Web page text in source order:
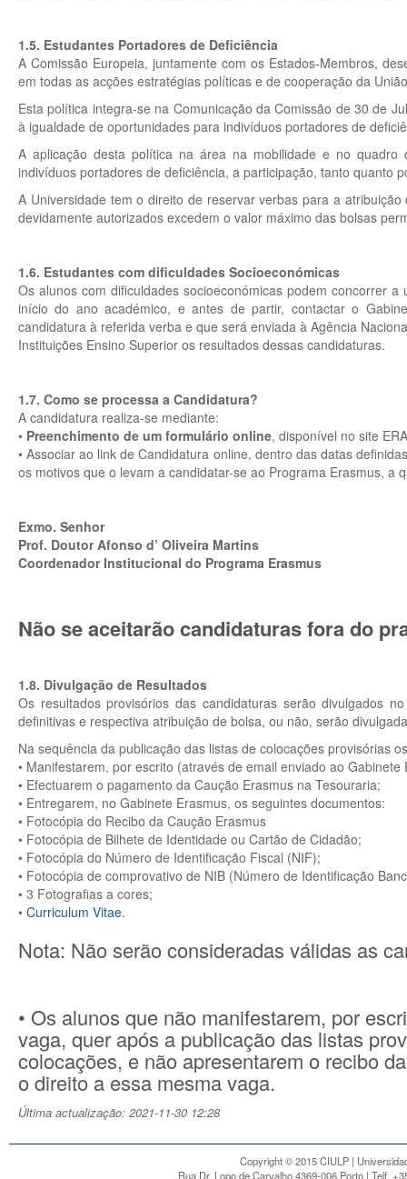
1.5. Estudantes Portadores de Deficiência
A Comissão Europeia, juntamente com os Estados-Membros,
em todas as acções estratégias políticas e de cooperação da
Esta política integra-se na Comunicação da Comissão de 30 de
à igualdade de oportunidades para indivíduos portadores de
A aplicação desta política na área na mobilidade e no
indivíduos portadores de deficiência, a participação, tanto quanto
A Universidade tem o direito de reservar verbas para a
devidamente autorizados excedem o valor máximo das bolsas
1.6. Estudantes com dificuldades Socioeconómicas
Os alunos com dificuldades socioeconómicas podem concorrer
início do ano académico, e antes de partir, contactar o
candidatura à referida verba e que será enviada à Agência
Instituições Ensino Superior os resultados dessas candidaturas.
1.7. Como se processa a Candidatura?
A candidatura realiza-se mediante:
• Preenchimento de um formulário online, disponível no site
• Associar ao link de Candidatura online, dentro das datas
os motivos que o levam a candidatar-se ao Programa Erasmus, a
Exmo. Senhor
Prof. Doutor Afonso d’ Oliveira Martins
Coordenador Institucional do Programa Erasmus
Não se aceitarão candidaturas fora do
1.8. Divulgação de Resultados
Os resultados provisórios das candidaturas serão divulgados
definitivas e respectiva atribuição de bolsa, ou não, serão
Na sequência da publicação das listas de colocações provisórias
• Manifestarem, por escrito (através de email enviado ao
• Efectuarem o pagamento da Caução Erasmus na Tesouraria;
• Entregarem, no Gabinete Erasmus, os seguintes documentos:
• Fotocópia do Recibo da Caução Erasmus
• Fotocópia de Bilhete de Identidade ou Cartão de Cidadão;
• Fotocópia do Número de Identificação Fiscal (NIF);
• Fotocópia de comprovativo de NIB (Número de Identificação
• 3 Fotografias a cores;
• Curriculum Vitae.
Nota: Não serão consideradas válidas as
• Os alunos que não manifestarem, por
vaga, quer após a publicação das listas
colocações, e não apresentarem o recibo
o direito a essa mesma vaga.
Última actualização: 2021-11-30 12:28
Copyright © 2015 CIULP |
Rua Dr. Lopo de Carvalho 4369-006 Porto | Telf.